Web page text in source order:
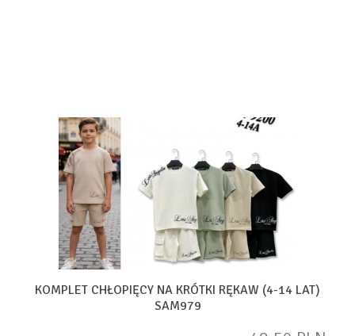
KOMPLET CHŁOPIĘCY NA KRÓTKI RĘKAW (4-14 LAT)
SAM979